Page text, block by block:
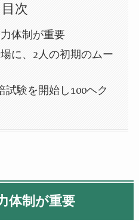
目次
体制が重要
に、2人の初期のムー
試験を開始し100ヘク
体制が重要